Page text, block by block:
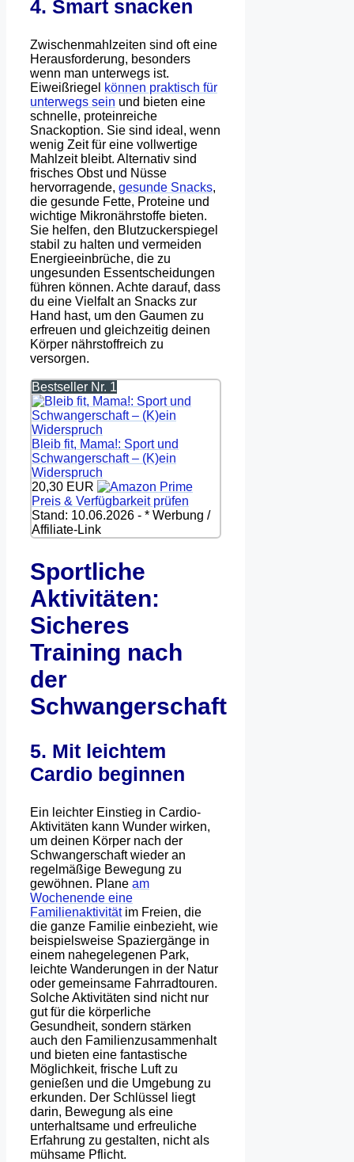
4. Smart snacken
Zwischenmahlzeiten sind oft eine
Herausforderung, besonders
wenn man unterwegs ist.
Eiweißriegel können praktisch für
unterwegs sein und bieten eine
schnelle, proteinreiche
Snackoption. Sie sind ideal, wenn
wenig Zeit für eine vollwertige
Mahlzeit bleibt. Alternativ sind
frisches Obst und Nüsse
hervorragende, gesunde Snacks,
die gesunde Fette, Proteine und
wichtige Mikronährstoffe bieten.
Sie helfen, den Blutzuckerspiegel
stabil zu halten und vermeiden
Energieeinbrüche, die zu
ungesunden Essentscheidungen
führen können. Achte darauf, dass
du eine Vielfalt an Snacks zur
Hand hast, um den Gaumen zu
erfreuen und gleichzeitig deinen
Körper nährstoffreich zu
versorgen.
Bestseller Nr. 1
Bleib fit, Mama!: Sport und
Schwangerschaft – (K)ein
Widerspruch
20,30 EUR
Preis & Verfügbarkeit prüfen
Stand: 10.06.2026 - * Werbung /
Affiliate-Link
Sportliche
Aktivitäten:
Sicheres
Training nach
der
Schwangerschaft
5. Mit leichtem
Cardio beginnen
Ein leichter Einstieg in Cardio-
Aktivitäten kann Wunder wirken,
um deinen Körper nach der
Schwangerschaft wieder an
regelmäßige Bewegung zu
gewöhnen. Plane am
Wochenende eine
Familienaktivitätim Freien, die
die ganze Familie einbezieht, wie
beispielsweise Spaziergänge in
einem nahegelegenen Park,
leichte Wanderungen in der Natur
oder gemeinsame Fahrradtouren.
Solche Aktivitäten sind nicht nur
gut für die körperliche
Gesundheit, sondern stärken
auch den Familienzusammenhalt
und bieten eine fantastische
Möglichkeit, frische Luft zu
genießen und die Umgebung zu
erkunden. Der Schlüssel liegt
darin, Bewegung als eine
unterhaltsame und erfreuliche
Erfahrung zu gestalten, nicht als
mühsame Pflicht.